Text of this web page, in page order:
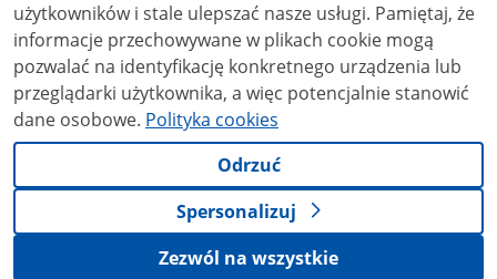
użytkowników i stale ulepszać nasze usługi. Pamiętaj, że
informacje przechowywane w plikach cookie mogą
pozwalać na identyfikację konkretnego urządzenia lub
przeglądarki użytkownika, a więc potencjalnie stanowić
dane osobowe. Polityka cookies
Odrzuć
Spersonalizuj
Zezwól na wszystkie